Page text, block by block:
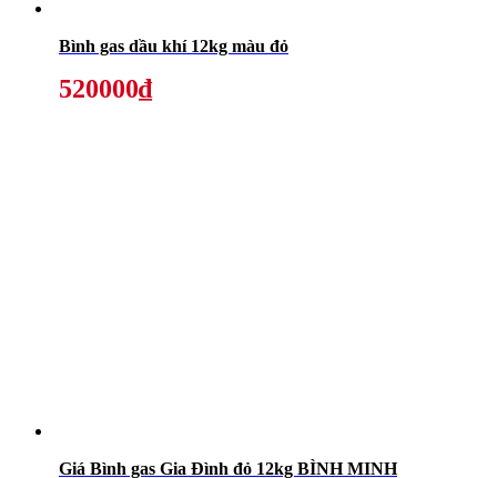
Bình gas dầu khí 12kg màu đỏ
520000₫
Giá Bình gas Gia Đình đỏ 12kg BÌNH MINH